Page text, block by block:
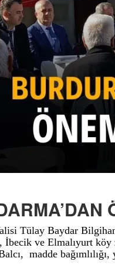
Tülay Baydar
İbecik ve Elmalıyurt
madde bağımlılığı,